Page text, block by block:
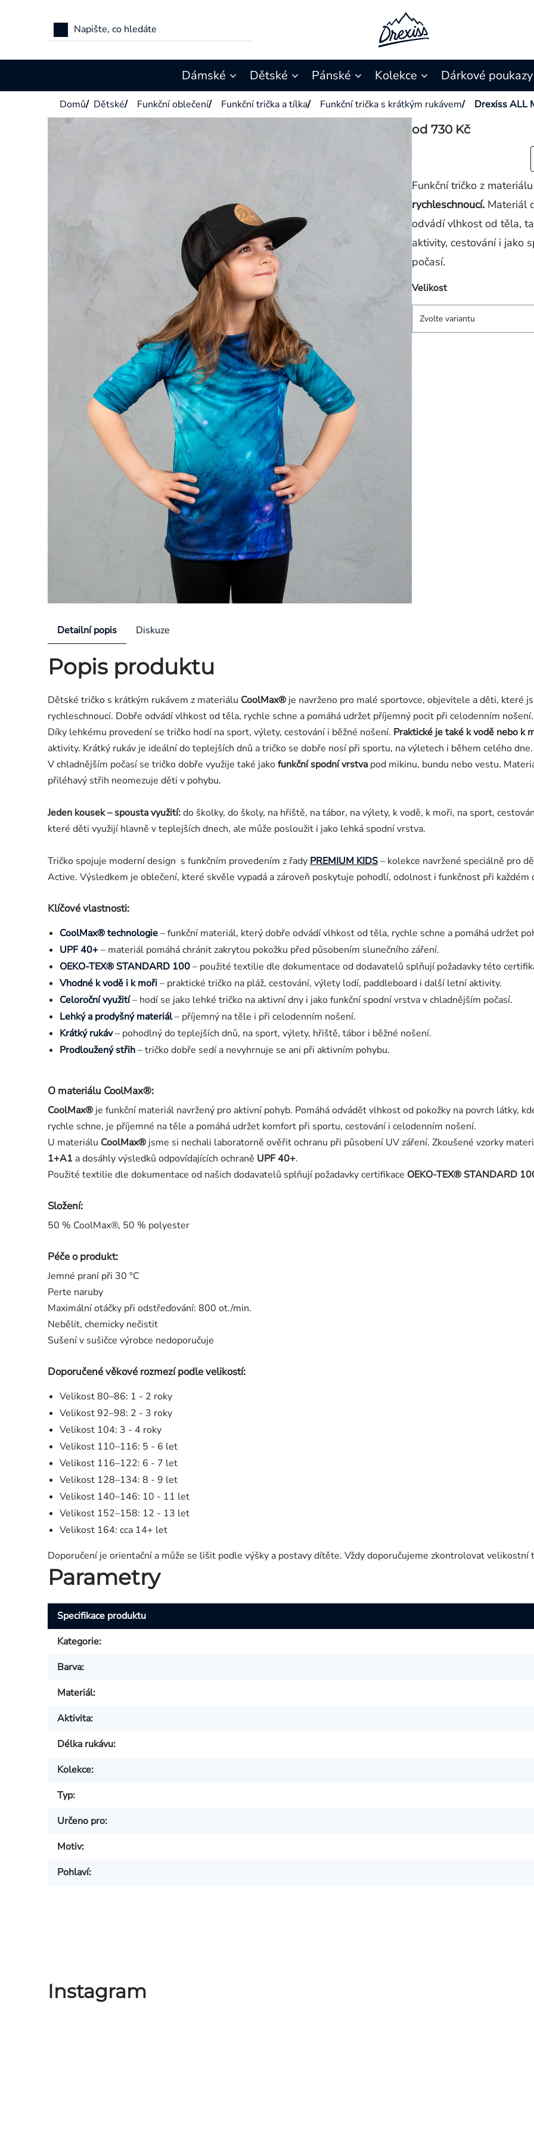
Dámské Dětské Pánské Kolekce Dárkové poukazy
Domů/ Dětské/ Funkční oblečení/ Funkční trička a tílka/ Funkční trička s krátkým rukávem/ Drexiss ALL
od730 Kč
Velikost
Funkční tričko z
rychleschnoucí. Materiál
odvádí vlhkost od těla,
aktivity, cestování i jako
počasí.
Detailní popis Diskuze
Popis produktu
Dětské tričko s krátkým rukávem z materiálu CoolMax® je navrženo pro malé sportovce, objevitele a děti, které
rychleschnoucí. Dobře odvádí vlhkost od těla, rychle schne a pomáhá udržet příjemný pocit při celodenním nošení.
Díky lehkému provedení se tričko hodí na sport, výlety, cestování i běžné nošení. Praktické je také k vodě nebo k
aktivity. Krátký rukáv je ideální do teplejších dnů a tričko se dobře nosí při sportu, na výletech i během celého dne.
V chladnějším počasí se tričko dobře využije také jakofunkční spodní vrstva pod mikinu, bundu nebo vestu.
přiléhavý střih neomezuje děti v pohybu.
Jeden kousek – spousta využití:do školky, do školy, na hřiště, na tábor, na výlety, k vodě, k moři, na sport,
které děti využijí hlavně v teplejších dnech, ale může posloužit i jako lehká spodní vrstva.
Tričko spojuje moderní design s funkčním provedením z řady PREMIUM KIDS– kolekce navržené speciálně pro
Active. Výsledkem je oblečení, které skvěle vypadá a zároveň poskytuje pohodlí, odolnost i funkčnost při každém
Klíčové vlastnosti:
CoolMax® technologie– funkční materiál, který dobře odvádí vlhkost od těla, rychle schne a pomáhá udržet
UPF 40+– materiál pomáhá chránit zakrytou pokožku před působením slunečního záření.
OEKO-TEX® STANDARD 100– použité textilie dle dokumentace od dodavatelů splňují požadavky této
Vhodné k vodě i k moři– praktické tričko na pláž, cestování, výlety lodí, paddleboard i další letní aktivity.
Celoroční využití– hodí se jako lehké tričko na aktivní dny i jako funkční spodní vrstva v chladnějším počasí.
Lehký a prodyšný materiál– příjemný na těle i při celodenním nošení.
Krátký rukáv– pohodlný do teplejších dnů, na sport, výlety, hřiště, tábor i běžné nošení.
Prodloužený střih– tričko dobře sedí a nevyhrnuje se ani při aktivním pohybu.
O materiálu CoolMax®:
CoolMax® je funkční materiál navržený pro aktivní pohyb. Pomáhá odvádět vlhkost od pokožky na povrch látky,
rychle schne, je příjemné na těle a pomáhá udržet komfort při sportu, cestování i celodenním nošení.
U materiálu CoolMax® jsme si nechali laboratorně ověřit ochranu při působení UV záření. Zkoušené vzorky
1+A1 a dosáhly výsledků odpovídajících ochraně UPF 40+.
Použité textilie dle dokumentace od našich dodavatelů splňují požadavky certifikace OEKO-TEX® STANDARD
Složení:
50 % CoolMax®, 50 % polyester
Péče o produkt:
Jemné praní při 30 °C
Perte naruby
Maximální otáčky při odstřeďování: 800 ot./min.
Nebělit, chemicky nečistit
Sušení v sušičce výrobce nedoporučuje
Doporučené věkové rozmezí podle velikostí:
Velikost 80–86: 1 - 2 roky
Velikost 92–98: 2 - 3 roky
Velikost 104: 3 - 4 roky
Velikost 110–116: 5 - 6 let
Velikost 116–122: 6 - 7 let
Velikost 128–134: 8 - 9 let
Velikost 140–146: 10 - 11 let
Velikost 152–158: 12 - 13 let
Velikost 164: cca 14+ let
Doporučení je orientační a může se lišit podle výšky a postavy dítěte. Vždy doporučujeme zkontrolovat velikostní
Parametry
Specifikace produktu
Kategorie:
Barva:
Materiál:
Aktivita:
Délka rukávu:
Kolekce:
Typ:
Určeno pro:
Motiv:
Pohlaví:
Instagram